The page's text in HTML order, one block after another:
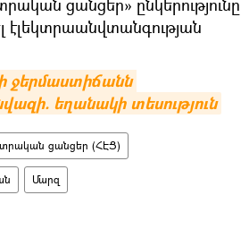
էլեկտրաանվտանգության
ջերմաստիճանն
եղանակի տեսություն
ցանցեր (ՀԷՑ)
Մարզ